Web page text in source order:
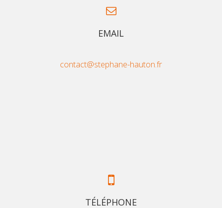
EMAIL
contact@stephane-hauton.fr
TÉLÉPHONE